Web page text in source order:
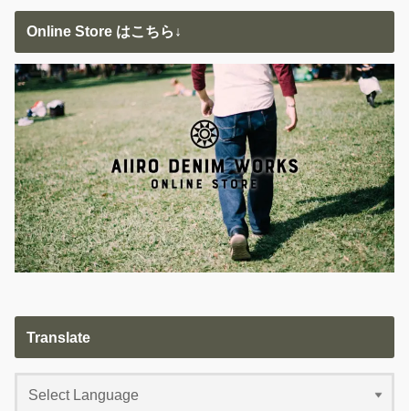
Online Store はこちら↓
Translate